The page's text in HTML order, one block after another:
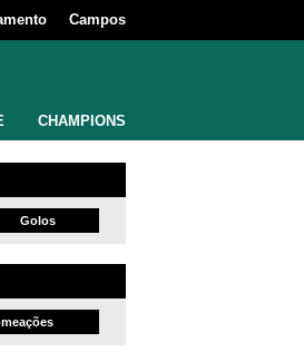
Campos
CHAMPIONS
Golos